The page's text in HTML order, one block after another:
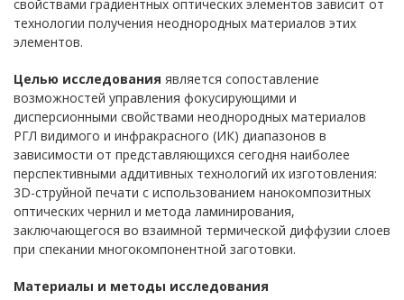
свойствами градиентных оптических элементов зависит от
технологии получения неоднородных материалов этих
элементов.
Целью исследования является сопоставление
возможностей управления фокусирующими и
дисперсионными свойствами неоднородных материалов
РГЛ видимого и инфракрасного (ИК) диапазонов в
зависимости от представляющихся сегодня наиболее
перспективными аддитивных технологий их изготовления:
3D-струйной печати с использованием нанокомпозитных
оптических чернил и метода ламинирования,
заключающегося во взаимной термической диффузии слоев
при спекании многокомпонентной заготовки.
Материалы и методы исследования